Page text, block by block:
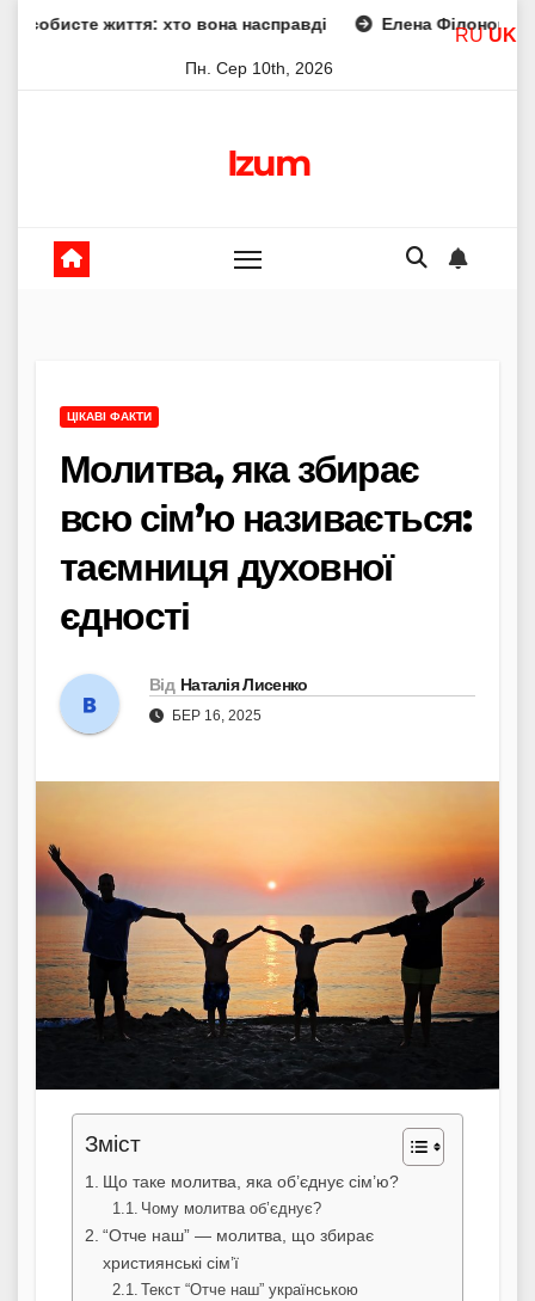
хто вона насправді Елена Філонова телеведуча
Пн. Сер 10th, 2026
Izum
ЦІКАВІ ФАКТИ
Молитва, яка збирає
всю сім’ю називається:
таємниця духовної
єдності
Від Наталія Лисенко
БЕР 16, 2025
Зміст
Що таке молитва, яка об’єднує сім’ю?
Чому молитва об’єднує?
“Отче наш” — молитва, що збирає
християнські сім’ї
Текст “Отче наш” українською
RU UK